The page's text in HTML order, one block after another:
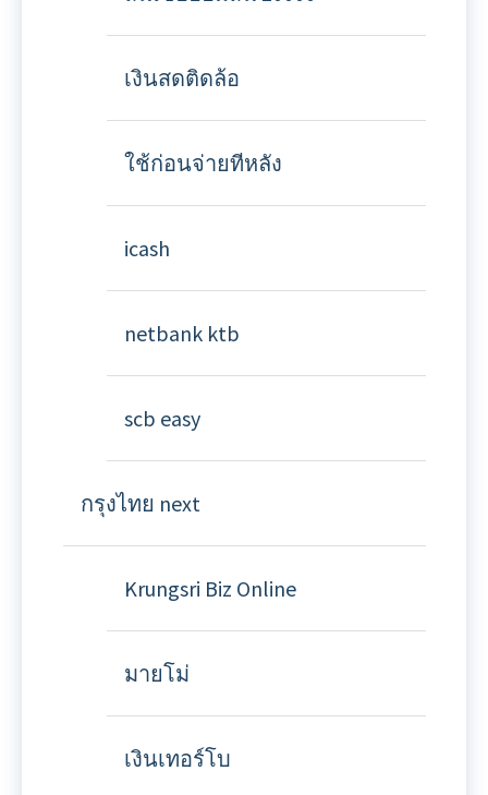
เงินสดติดล้อ
ใช้ก่อนจ่ายทีหลัง
icash
netbank ktb
scb easy
กรุงไทย next
Krungsri Biz Online
มายโม่
เงินเทอร์โบ